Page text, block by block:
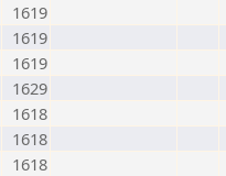
1619
1619
1619
1629
1618
1618
1618